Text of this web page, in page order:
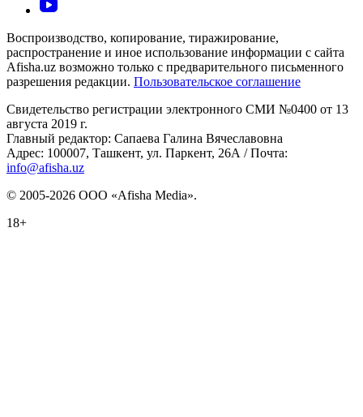
Воспроизводство, копирование, тиражирование,
распространение и иное использование информации с сайта
Afisha.uz возможно только с предварительного письменного
разрешения редакции. Пользовательское соглашение
Свидетельство регистрации электронного СМИ №0400 от 13
августа 2019 г.
Главный редактор: Сапаева Галина Вячеславовна
Адрес: 100007, Ташкент, ул. Паркент, 26А / Почта:
info@afisha.uz
© 2005-2026 ООО «Afisha Media».
18+